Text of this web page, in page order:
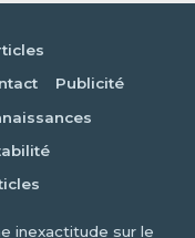
Publicité
inexactitude sur le